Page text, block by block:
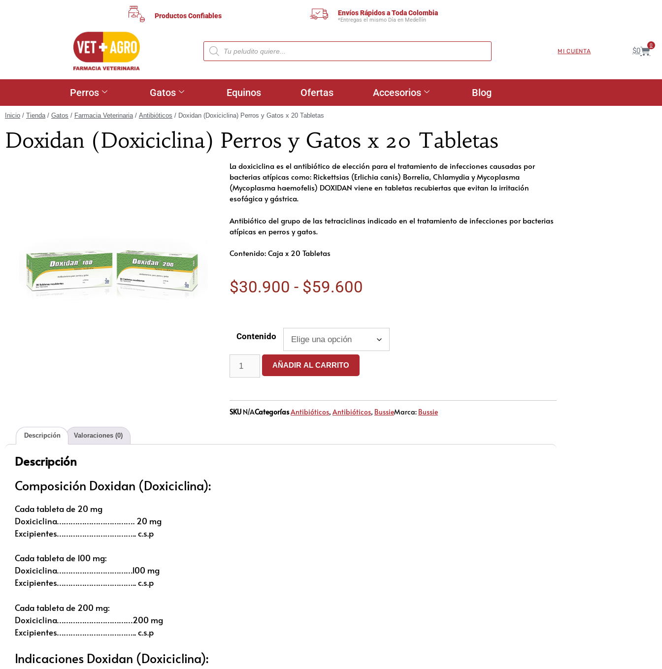
Productos Confiables Envíos Rápidos a Toda Colombia
*Entregas el mismo Día en Medellín
MI CUENTA $0
0
Perros Gatos Equinos Ofertas Accesorios Blog
Inicio / Tienda/ Gatos / Farmacia Veterinaria/ Antibióticos / Doxidan (Doxiciclina) Perros y Gatos x 20 Tabletas
Doxidan (Doxiciclina) Perros y Gatos x 20 Tabletas
La doxiciclina es el antibiótico de elección para el tratamiento de infecciones causadas por
bacterias atípicas como: Rickettsias (Erlichia canis) Borrelia, Chlamydia y Mycoplasma
(Mycoplasma haemofelis) DOXIDAN viene en tabletas recubiertas que evitan la irritación
esofágica y gástrica.
Antibiótico del grupo de las tetraciclinas indicado en el tratamiento de infecciones por bacterias
atípicas en perros y gatos.
Contenido: Caja x 20 Tabletas
$30.900 - $59.600
Contenido
AÑADIR AL CARRITO
SKU N/ACategoríasAntibióticos, Antibióticos, BussieMarca: Bussie
Descripción Valoraciones (0)
Descripción
Composición Doxidan (Doxiciclina):
Cada tableta de 20 mg
Doxiciclina……………………………. 20 mg
Excipientes…………………………….. c.s.p
Cada tableta de 100 mg:
Doxiciclina……………………………100 mg
Excipientes…………………………….. c.s.p
Cada tableta de 200 mg:
Doxiciclina……………………………200 mg
Excipientes…………………………….. c.s.p
Indicaciones Doxidan (Doxiciclina):